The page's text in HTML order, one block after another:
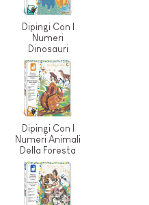
Dipingi Con I
Numeri
Dinosauri
Dipingi Con I
Numeri Animali
Della Foresta